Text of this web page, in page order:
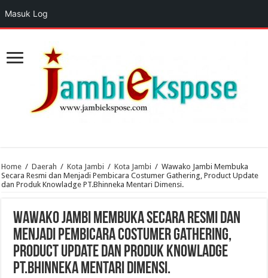
Home / Daerah / Kota Jambi / Kota Jambi / Wawako Jambi Membuka
Secara Resmi dan Menjadi Pembicara Costumer Gathering, Product Update
dan Produk Knowladge PT.Bhinneka Mentari Dimensi.
Wawako Jambi Membuka Secara Resmi dan
Menjadi Pembicara Costumer Gathering,
Product Update dan Produk Knowladge
PT.Bhinneka Mentari Dimensi.
Masuk Log